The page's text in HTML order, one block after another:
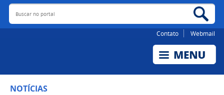
Buscar no portal
Contato Webmail
NOTÍCIAS